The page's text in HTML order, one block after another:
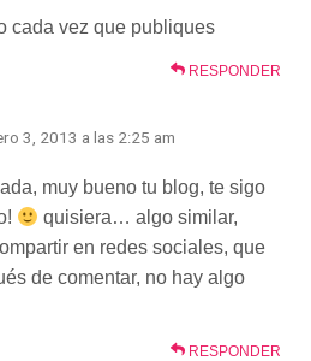
cada vez que publiques
RESPONDER
3, 2013 a las 2:25 am
muy bueno tu blog, te sigo
quisiera… algo similar,
en redes sociales, que
de comentar, no hay algo
RESPONDER